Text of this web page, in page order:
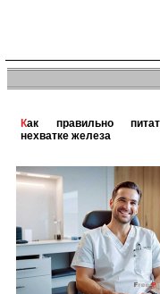
Как правильно питаться при
нехватке железа